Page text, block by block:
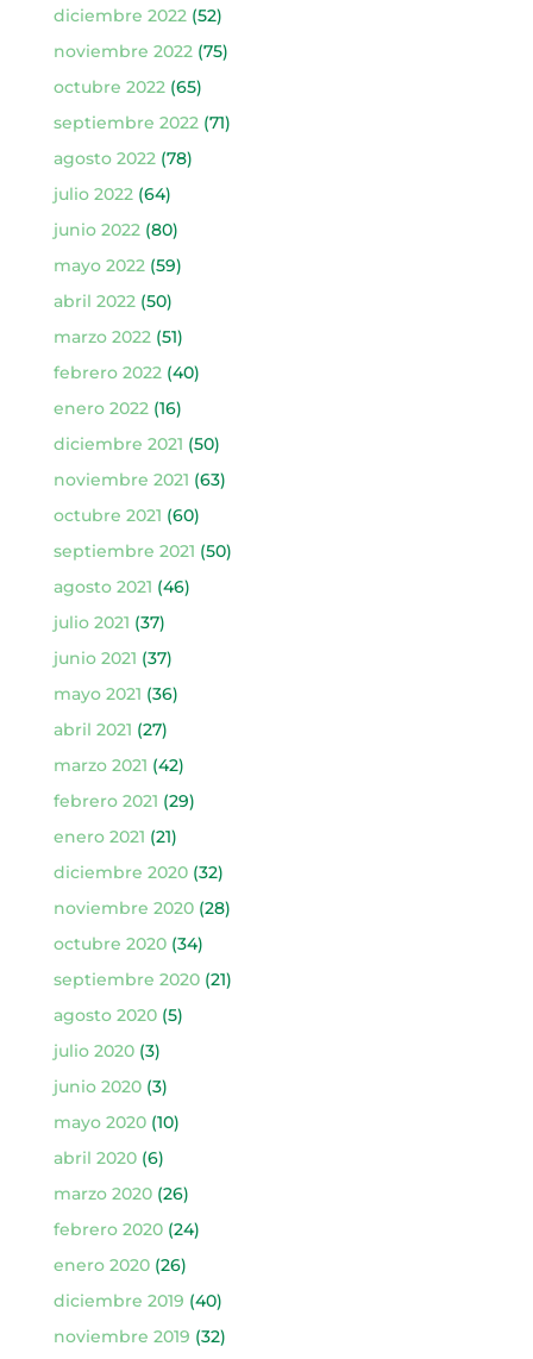
diciembre 2022 (52)
noviembre 2022 (75)
octubre 2022 (65)
septiembre 2022 (71)
agosto 2022 (78)
julio 2022 (64)
junio 2022 (80)
mayo 2022 (59)
abril 2022 (50)
marzo 2022 (51)
febrero 2022 (40)
enero 2022 (16)
diciembre 2021 (50)
noviembre 2021 (63)
octubre 2021 (60)
septiembre 2021 (50)
agosto 2021 (46)
julio 2021 (37)
junio 2021 (37)
mayo 2021 (36)
abril 2021 (27)
marzo 2021 (42)
febrero 2021 (29)
enero 2021 (21)
diciembre 2020(32)
noviembre 2020(28)
octubre 2020(34)
septiembre 2020(21)
agosto 2020(5)
julio 2020(3)
junio 2020(3)
mayo 2020(10)
abril 2020(6)
marzo 2020(26)
febrero 2020(24)
enero 2020(26)
diciembre 2019 (40)
noviembre 2019 (32)